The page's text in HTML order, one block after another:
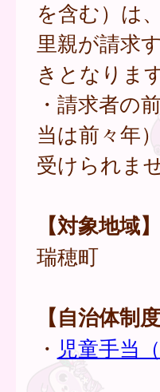
を含む）は
里親が請求
きとなりま
・請求者の
当は前々年
受けられま
【対象地域】
瑞穂町
【自治体制
・ 児童手当